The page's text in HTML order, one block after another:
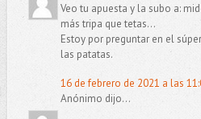
Veo tu apuesta y la subo a:
más tripa que tetas...
Estoy por preguntar en el
las patatas.
16 de febrero de 2021 a las
Anónimo dijo...